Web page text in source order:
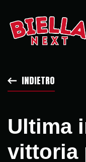
INDIETRO
Ultima
vittoria